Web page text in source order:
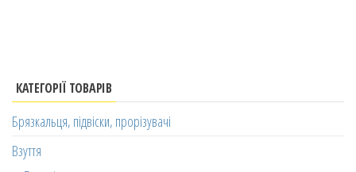
КАТЕГОРІЇ ТОВАРІВ
Брязкальця, підвіски, прорізувачі
Взуття